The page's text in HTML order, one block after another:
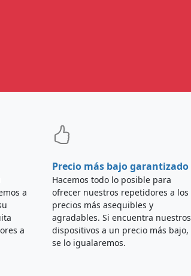
a
a
Precio más bajo garantizado
Hacemos todo lo posible para
ofrecer nuestros repetidores a los
precios más asequibles y
agradables. Si encuentra nuestros
dispositivos a un precio más bajo,
se lo igualaremos.